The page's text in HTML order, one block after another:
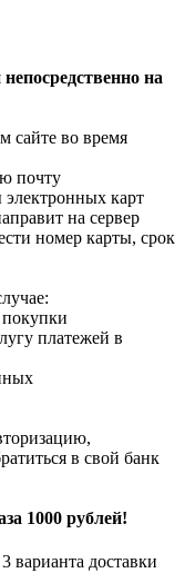
на
сайте во время
почту
карт
на сервер
номер карты, срок
покупки
платежей в
в свой банк
1000 рублей!
варианта доставки